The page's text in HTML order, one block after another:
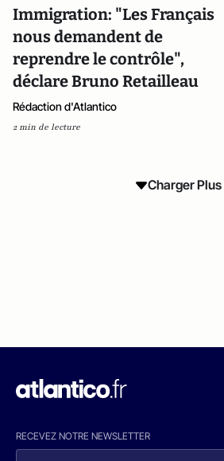
Immigration: "Les Français
nous demandent de
reprendre le contrôle",
déclare Bruno Retailleau
Rédaction d'Atlantico
2 min de lecture
Charger Plus
RECEVEZ NOTRE NEWSLETTER